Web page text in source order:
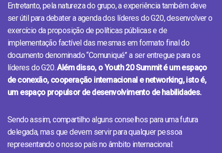
Entretanto, pela natureza do grupo, a experiência também deve
ser útil para debater a agenda dos líderes do G20, desenvolver o
exercício da proposição de políticas públicas e de
implementação factível das mesmas em formato final do
documento denominado “Comuniqué” a ser entregue para os
líderes do G20.Além disso, o Youth 20 Summit é um espaço
de conexão, cooperação internacional e networking, isto é,
um espaço propulsor de desenvolvimento de habilidades.
Sendo assim, compartilho alguns conselhos para uma futura
delegada, mas que devem servir para qualquer pessoa
representando o nosso país no âmbito internacional: